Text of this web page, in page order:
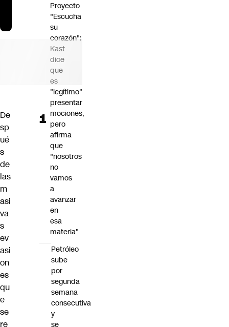
De
sp
ué
s
de
las
m
asi
va
s
ev
asi
on
es
qu
e
se
re
Proyecto
"Escucha
su
corazón":
Kast
dice
que
es
"legítimo"
presentar
mociones,
pero
afirma
que
"nosotros
no
vamos
a
avanzar
en
esa
materia"
Petróleo
sube
por
segunda
semana
consecutiva
y
se